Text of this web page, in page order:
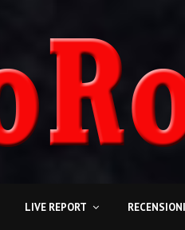
LIVE REPORT RECENSIONI